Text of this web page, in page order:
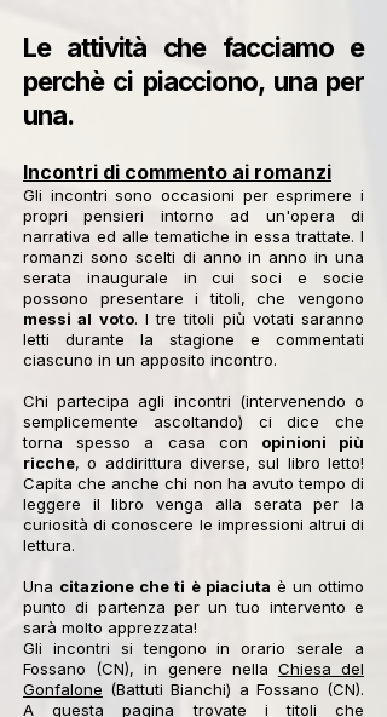
Le attività che facciamo e
perchè ci piacciono, una per
una.
Incontri di commento ai romanzi
Gli incontri sono occasioni per esprimere i
propri pensieri intorno ad un'opera di
narrativa ed alle tematiche in essa trattate. I
romanzi sono scelti di anno in anno in una
serata inaugurale in cui soci e socie
possono presentare i titoli, che vengono
messi al voto. I tre titoli più votati saranno
letti durante la stagione e commentati
ciascuno in un apposito incontro.
Chi partecipa agli incontri (intervenendo o
semplicemente ascoltando) ci dice che
torna spesso a casa con opinioni più
ricche, o addirittura diverse, sul libro letto!
Capita che anche chi non ha avuto tempo di
leggere il libro venga alla serata per la
curiosità di conoscere le impressioni altrui di
lettura.
Una citazione che ti è piaciuta è un ottimo
punto di partenza per un tuo intervento e
sarà molto apprezzata!
​Gli incontri si tengono in orario serale a
Fossano (CN), in genere nella Chiesa del
Gonfalone (Battuti Bianchi) a Fossano (CN).
A questa pagina trovate ititoli che